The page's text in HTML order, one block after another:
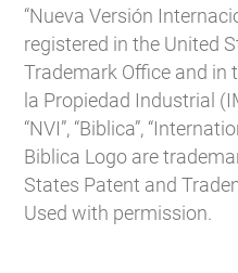
“Nueva Versión
registered in the United
Trademark Office and
la Propiedad Industrial
“NVI”, “Biblica”,
Biblica Logo are
States Patent and
Used with permission.